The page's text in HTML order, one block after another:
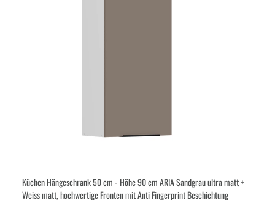
Küchen Hängeschrank 50 cm - Höhe 90 cm ARIA Sandgrau ultra matt +
Weiss matt, hochwertige Fronten mit Anti Fingerprint Beschichtung